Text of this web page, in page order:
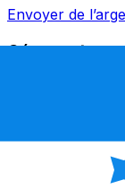
Envoyer de
Gérez votre
et la gestion de
programmez
l'argent à